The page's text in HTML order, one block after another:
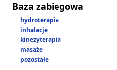
Baza zabiegowa
hydroterapia
inhalacje
kinezyterapia
masaże
pozostałe